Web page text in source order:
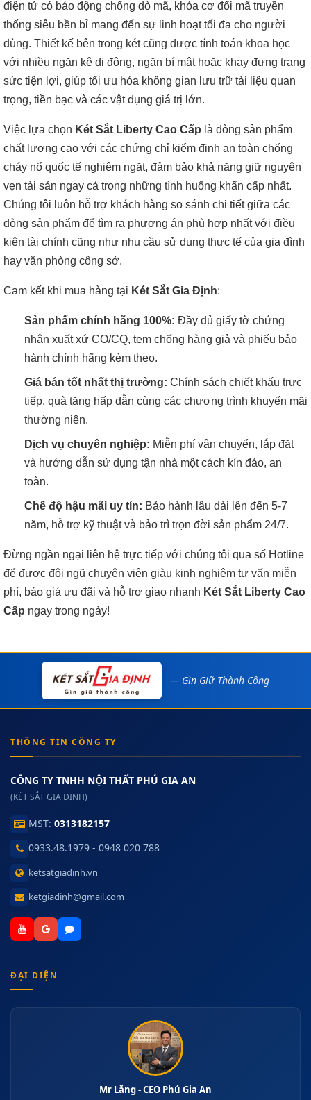
điện tử có báo động chống dò mã, khóa cơ đổi mã truyền
thống siêu bền bỉ mang đến sự linh hoạt tối đa cho người
dùng. Thiết kế bên trong két cũng được tính toán khoa học
với nhiều ngăn kệ di động, ngăn bí mật hoặc khay đựng trang
sức tiện lợi, giúp tối ưu hóa không gian lưu trữ tài liệu quan
trọng, tiền bạc và các vật dụng giá trị lớn.
Việc lựa chọn Két Sắt Liberty Cao Cấp là dòng sản phẩm
chất lượng cao với các chứng chỉ kiểm định an toàn chống
cháy nổ quốc tế nghiêm ngặt, đảm bảo khả năng giữ nguyên
vẹn tài sản ngay cả trong những tình huống khẩn cấp nhất.
Chúng tôi luôn hỗ trợ khách hàng so sánh chi tiết giữa các
dòng sản phẩm để tìm ra phương án phù hợp nhất với điều
kiện tài chính cũng như nhu cầu sử dụng thực tế của gia đình
hay văn phòng công sở.
Cam kết khi mua hàng tại Két Sắt Gia Định:
Sản phẩm chính hãng 100%: Đầy đủ giấy tờ chứng
nhận xuất xứ CO/CQ, tem chống hàng giả và phiếu bảo
hành chính hãng kèm theo.
Giá bán tốt nhất thị trường: Chính sách chiết khấu trực
tiếp, quà tặng hấp dẫn cùng các chương trình khuyến mãi
thường niên.
Dịch vụ chuyên nghiệp: Miễn phí vận chuyển, lắp đặt
và hướng dẫn sử dụng tận nhà một cách kín đáo, an
toàn.
Chế độ hậu mãi uy tín: Bảo hành lâu dài lên đến 5-7
năm, hỗ trợ kỹ thuật và bảo trì trọn đời sản phẩm 24/7.
Đừng ngần ngại liên hệ trực tiếp với chúng tôi qua số Hotline
để được đội ngũ chuyên viên giàu kinh nghiệm tư vấn miễn
phí, báo giá ưu đãi và hỗ trợ giao nhanh Két Sắt Liberty Cao
Cấp ngay trong ngày!
— Gìn Giữ Thành Công
THÔNG TIN CÔNG TY
CÔNG TY TNHH NỘI THẤT PHÚ GIA AN
(KÉT SẮT GIA ĐỊNH)
MST: 0313182157
0933.48.1979 - 0948 020 788
ketsatgiadinh.vn
ketgiadinh@gmail.com
ĐẠI DIỆN
Mr Lăng - CEO Phú Gia An